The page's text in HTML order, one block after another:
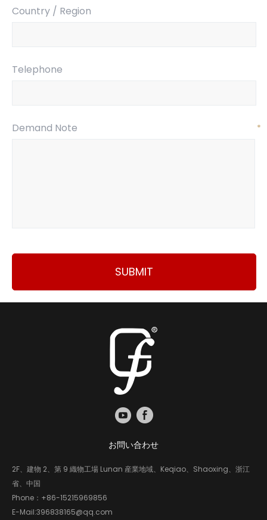
Country / Region
Telephone
Demand Note *
SUBMIT
お問い合わせ
2F、建物 2、第 9 織物工場 Lunan 産業地域、Keqiao、Shaoxing、浙江
省、中国
Phone： +86-15215969856
E-Mail:396838165@qq.com